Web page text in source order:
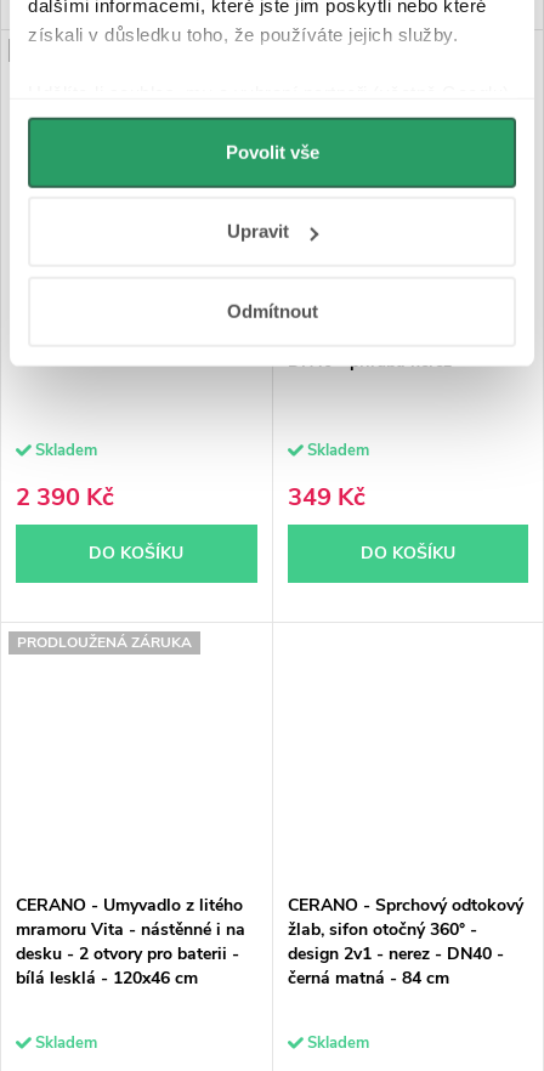
dalšími informacemi, které jste jim poskytli nebo které
získali v důsledku toho, že používáte jejich služby.
můžeme používat cookies pro analytiku a
personalizovanou reklamu. Jak Google zpracovává
osobní údaje najdete na stránkách
Povolit vše
Upravit
Odmítnout
CERANO - Koupelnové LED
Skladem
2 390 Kč
DO KOŠÍKU
CERANO - Sifon sprchové
DN40 - příruba nerez
Skladem
349 Kč
DO KOŠÍKU
PRODLOUŽENÁ ZÁRUKA
CERANO - Umyvadlo z litého
mramoru Vita - nástěnné i na
desku - 2 otvory pro baterii -
bílá lesklá - 120x46 cm
Skladem
CERANO - Sprchový odtokový
žlab, sifon otočný 360° -
design 2v1 - nerez - DN40 -
černá matná - 84 cm
Skladem